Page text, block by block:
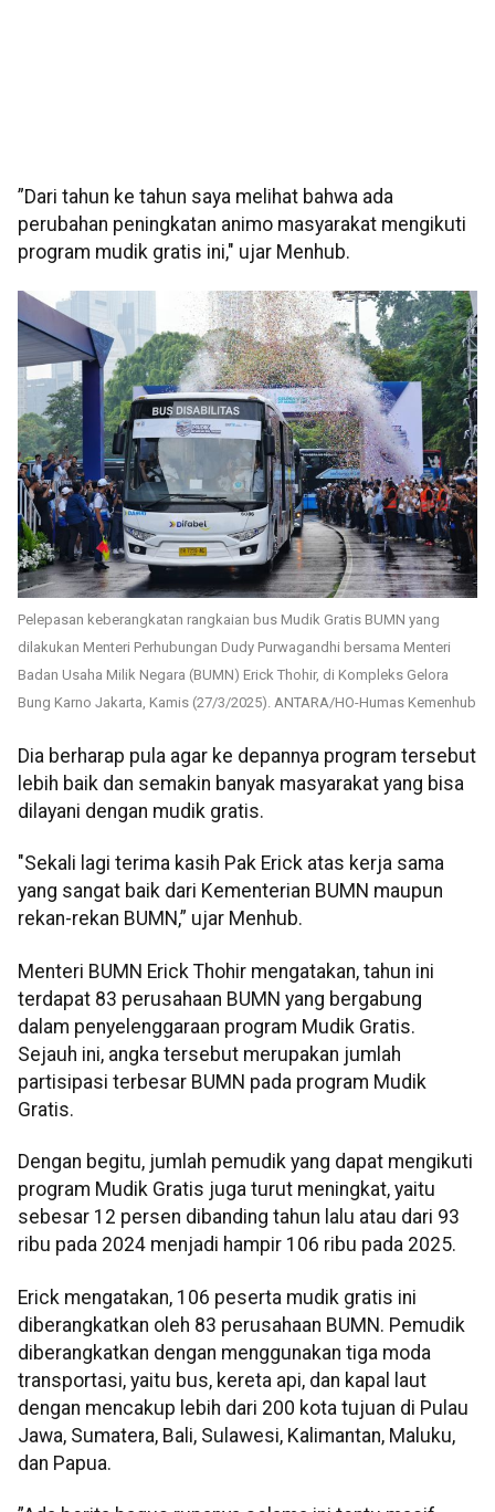
”Dari tahun ke tahun saya melihat bahwa ada
perubahan peningkatan animo masyarakat mengikuti
program mudik gratis ini," ujar Menhub.
Pelepasan keberangkatan rangkaian bus Mudik Gratis BUMN yang
dilakukan Menteri Perhubungan Dudy Purwagandhi bersama Menteri
Badan Usaha Milik Negara (BUMN) Erick Thohir, di Kompleks Gelora
Bung Karno Jakarta, Kamis (27/3/2025). ANTARA/HO-Humas Kemenhub
Dia berharap pula agar ke depannya program tersebut
lebih baik dan semakin banyak masyarakat yang bisa
dilayani dengan mudik gratis.
"Sekali lagi terima kasih Pak Erick atas kerja sama
yang sangat baik dari Kementerian BUMN maupun
rekan-rekan BUMN,” ujar Menhub.
Menteri BUMN Erick Thohir mengatakan, tahun ini
terdapat 83 perusahaan BUMN yang bergabung
dalam penyelenggaraan program Mudik Gratis.
Sejauh ini, angka tersebut merupakan jumlah
partisipasi terbesar BUMN pada program Mudik
Gratis.
Dengan begitu, jumlah pemudik yang dapat mengikuti
program Mudik Gratis juga turut meningkat, yaitu
sebesar 12 persen dibanding tahun lalu atau dari 93
ribu pada 2024 menjadi hampir 106 ribu pada 2025.
Erick mengatakan, 106 peserta mudik gratis ini
diberangkatkan oleh 83 perusahaan BUMN. Pemudik
diberangkatkan dengan menggunakan tiga moda
transportasi, yaitu bus, kereta api, dan kapal laut
dengan mencakup lebih dari 200 kota tujuan di Pulau
Jawa, Sumatera, Bali, Sulawesi, Kalimantan, Maluku,
dan Papua.